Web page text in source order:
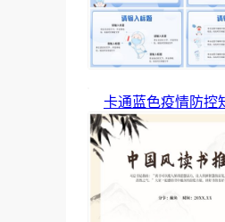
卡通蓝色疫情防控